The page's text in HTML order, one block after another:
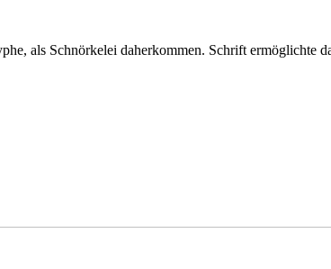
als Schnörkelei daherkommen. Schrift ermöglichte